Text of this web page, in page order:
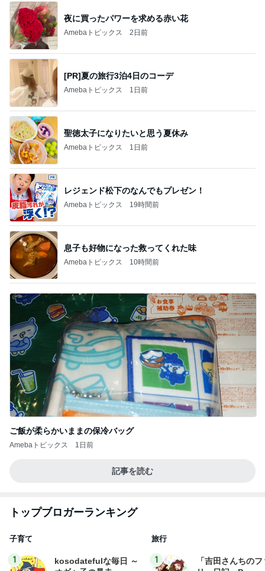
夜に買ったパワーを求める赤い花
Amebaトピックス 2日前
[PR]夏の旅行3泊4日のコーデ
Amebaトピックス 1日前
聖徳太子になりたいと思う夏休み
Amebaトピックス 1日前
レジェンド松下のなんでもプレゼン！
Amebaトピックス 19時間前
息子も好物になった救ってくれた味
Amebaトピックス 10時間前
ご飯が柔らかいままの保冷バッグ
Amebaトピックス 1日前
記事を読む
トップブロガーランキング
子育て
1
kosodatefulな毎日 ～
旅行
1
「吉田さんちの